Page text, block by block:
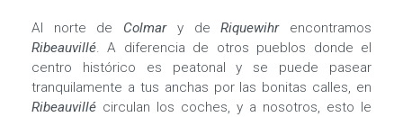
Al norte de Colmary deRiquewihrencontramos
Ribeauvillé. A diferencia de otros pueblos donde el
centro histórico es peatonal y se puede pasear
tranquilamente a tus anchas por las bonitas calles, en
Ribeauvillé circulan los coches, y a nosotros, esto le